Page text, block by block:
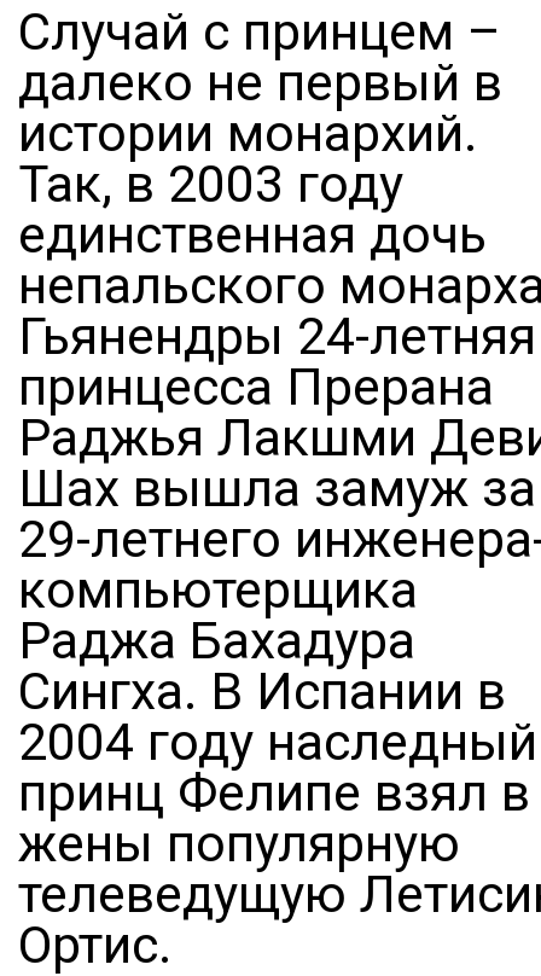
Случай с принцем –
далеко не первый в
истории монархий.
Так, в 2003 году
единственная дочь
непальского
Гьянендры 24-летняя
принцесса Прерана
Раджья Лакшми
Шах вышла замуж за
29-летнего
компьютерщика
Раджа Бахадура
Сингха. В Испании в
2004 году наследный
принц Фелипе взял в
жены популярную
телеведущую
Ортис.